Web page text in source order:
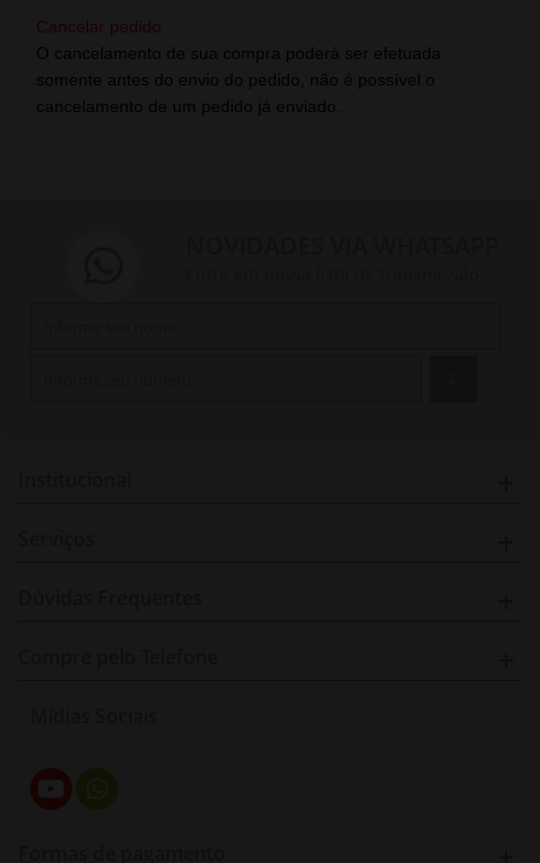
Cancelar pedido
O cancelamento de sua compra poderá ser efetuada
somente antes do envio do pedido, não é possível o
cancelamento de um pedido já enviado.